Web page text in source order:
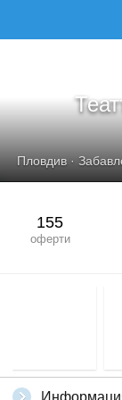
Пловдив·
155
оферти